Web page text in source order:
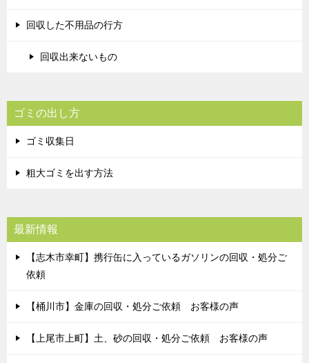
回収した不用品の行方
回収出来ないもの
ゴミの出し方
ゴミ収集日
粗大ゴミを出す方法
最新情報
【志木市幸町】携行缶に入っているガソリンの回収・処分ご
依頼
【桶川市】金庫の回収・処分ご依頼 お客様の声
【上尾市上町】土、砂の回収・処分ご依頼 お客様の声